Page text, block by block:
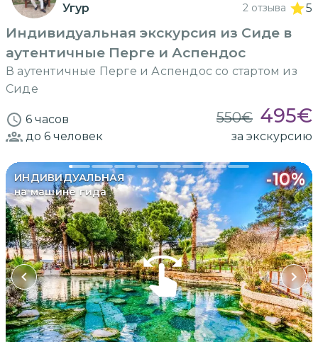
Угур 2 отзыва 5
Индивидуальная экскурсия из Сиде в
аутентичные Перге и Аспендос
В аутентичные Перге и Аспендос со стартом из
Сиде
6 часов 550€ 495€
до 6 человек за экскурсию
ИНДИВИДУАЛЬНАЯ
на машине гида
-10%